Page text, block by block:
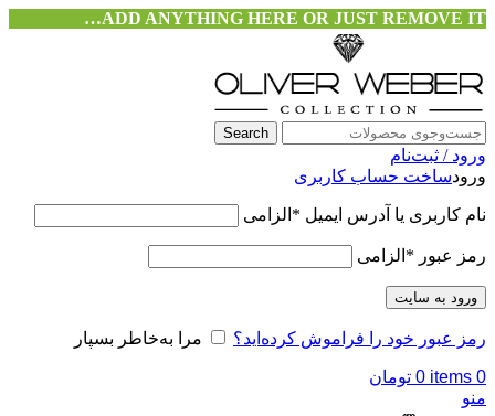
ADD ANYTHING HERE OR JUST REMOVE IT…
Search
ورود / ثبت‌نام
ورودساخت حساب کاربری
نام کاربری یا آدرس ایمیل * الزامی
رمز عبور * الزامی
ورود به سایت
رمز عبور خود را فراموش کرده‌اید؟ مرا به‌خاطر بسپار
0
items
0 تومان
منو